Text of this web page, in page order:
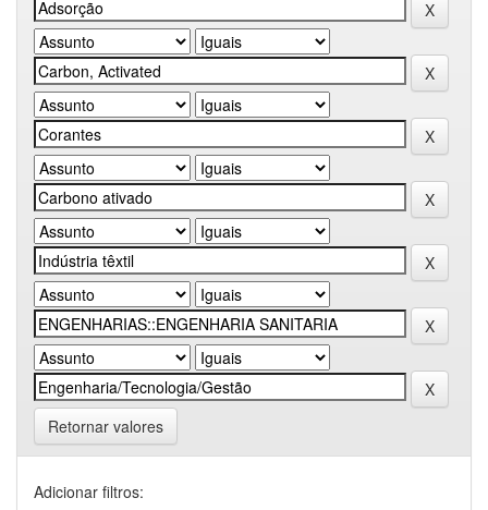
Retornar valores
Adicionar filtros: